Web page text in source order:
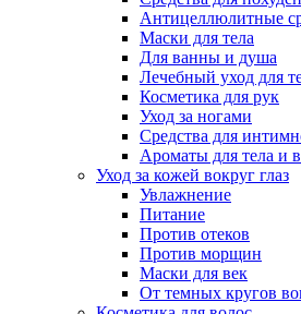
Антицеллюлитные
Маски для тела
Для ванны и душа
Лечебный уход для
Косметика для рук
Уход за ногами
Средства для
Ароматы для тела и
Уход за кожей вокруг глаз
Увлажнение
Питание
Против отеков
Против морщин
Маски для век
От темных кругов